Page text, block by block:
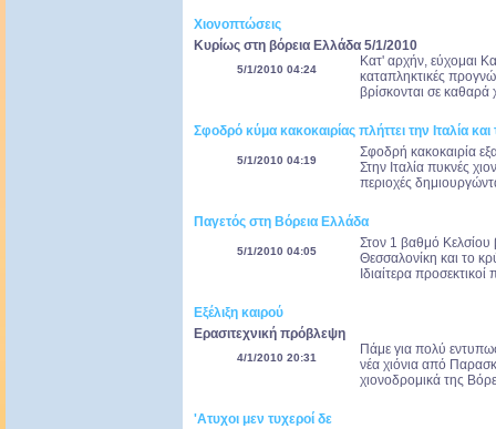
Χιονοπτώσεις
Κυρίως στη βόρεια Ελλάδα 5/1/2010
5/1/2010 04:24
Κατ' αρχήν, εύχομαι
καταπληκτικές
βρίσκονται σε καθαρά
Σφοδρό κύμα κακοκαιρίας πλήττει την Ιταλία και
5/1/2010 04:19
Σφοδρή κακοκαιρία
Στην Ιταλία πυκνές
περιοχές
Παγετός στη Βόρεια Ελλάδα
5/1/2010 04:05
Στον 1 βαθμό Κελσίου
Θεσσαλονίκη και το
Ιδιαίτερα
Εξέλιξη καιρού
Ερασιτεχνική πρόβλεψη
4/1/2010 20:31
Πάμε για πολύ
νέα χιόνια από
χιονοδρομικά της
'Ατυχοι μεν τυχεροί δε